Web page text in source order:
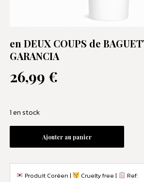
en DEUX COUPS de
GARANCIA
26,99 €
1 en stock
Ajouter au panier
Produit Coréen | Cruelty free |
Ref: